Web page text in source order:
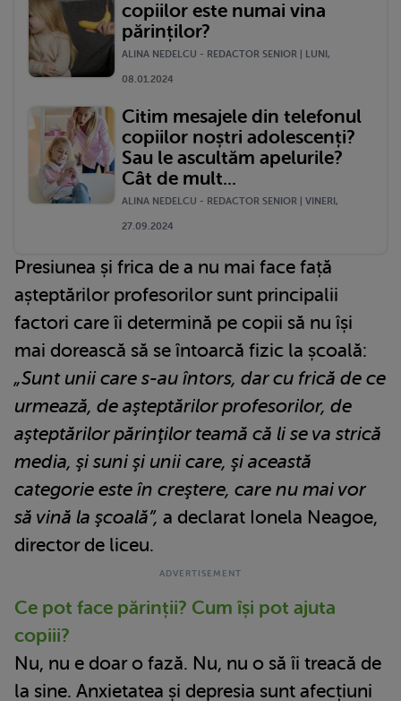
copiilor este numai vina
părinților?
ALINA NEDELCU - REDACTOR SENIOR | LUNI,
08.01.2024
Citim mesajele din telefonul
copiilor noștri adolescenți?
Sau le ascultăm apelurile?
Cât de mult...
ALINA NEDELCU - REDACTOR SENIOR | VINERI,
27.09.2024
Presiunea și frica de a nu mai face față
așteptărilor profesorilor sunt principalii
factori care îi determină pe copii să nu își
mai dorească să se întoarcă fizic la școală:
„Sunt unii care s-au întors, dar cu frică de ce
urmează, de aşteptărilor profesorilor, de
aşteptărilor părinţilor teamă că li se va strică
media, şi suni şi unii care, şi această
categorie este în creştere, care nu mai vor
să vină la şcoală”, a declarat Ionela Neagoe,
director de liceu.
Ce pot face părinții? Cum își pot ajuta
copiii?
Nu, nu e doar o fază. Nu, nu o să îi treacă de
la sine. Anxietatea și depresia sunt afecțiuni